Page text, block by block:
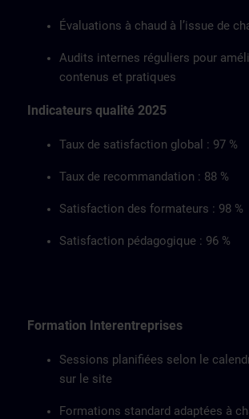
Évaluations à chaud à l’issue de
Audits internes réguliers pour
contenus et pratiques
Indicateurs qualité 2025
Taux de satisfaction global : 97 %
Taux de recommandation : 88 %
Satisfaction des formateurs : 98 %
Satisfaction pédagogique : 96 %
Formation Interentreprises
Sessions planifiées selon le
sur le site
Formations standard adaptées à